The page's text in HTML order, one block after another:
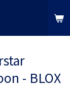
- BLOX